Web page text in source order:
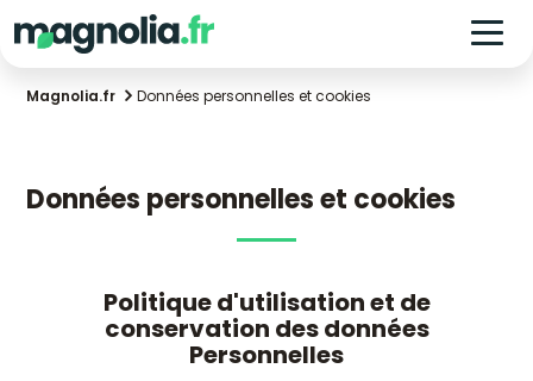
Magnolia.fr Données personnelles et cookies
Données personnelles et cookies
Politique d'utilisation et de
conservation des données
Personnelles